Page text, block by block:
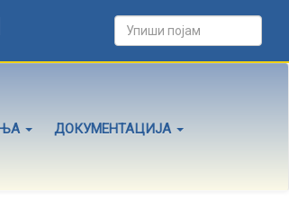
ДОКУМЕНТАЦИЈА